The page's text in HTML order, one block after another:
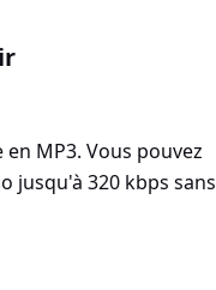
MP3. Vous pouvez
jusqu'à 320 kbps sans